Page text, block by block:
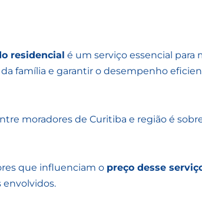
residencial é um serviço essencial para
família e garantir o desempenho
moradores de Curitiba e região é
que influenciam o preço desse
envolvidos.